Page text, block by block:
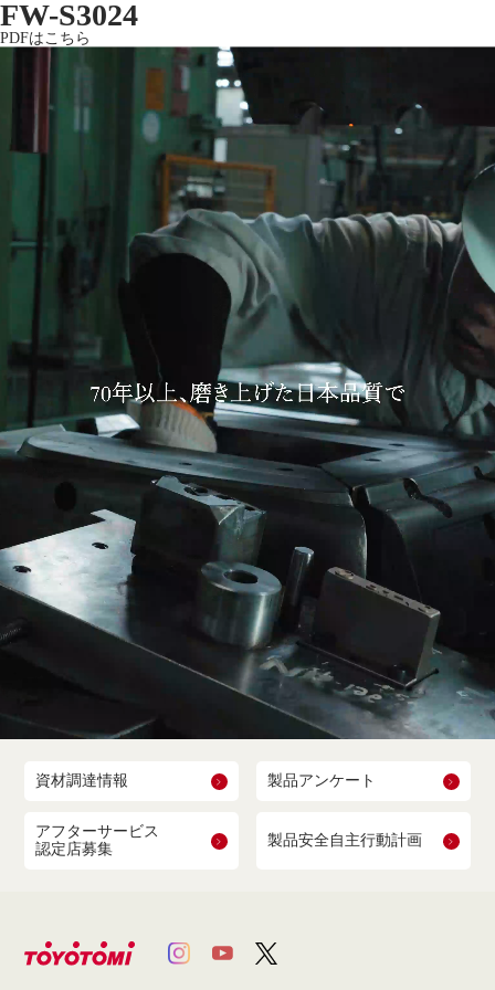
FW-S3024
PDFはこちら
資材調達情報 製品アンケート
アフターサービス
認定店募集
製品安全自主行動計画